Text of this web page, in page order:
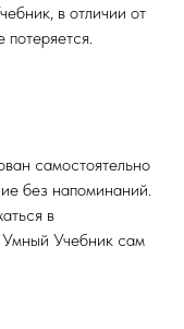
в отличии от
потеряется.
самостоятельно
без напоминаний.
в
Умный Учебник сам